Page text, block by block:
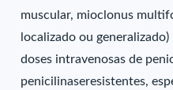
muscular, mioclonus
localizado ou
doses intravenosas de
penicilinaseresistentes,